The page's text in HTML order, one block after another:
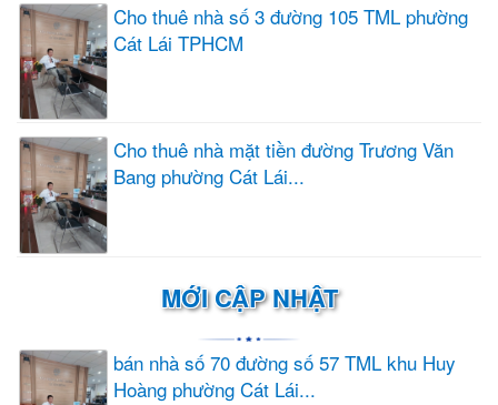
Cho thuê nhà số 3 đường 105 TML phường
Cát Lái TPHCM
Cho thuê nhà mặt tiền đường Trương Văn
Bang phường Cát Lái...
MỚI CẬP NHẬT
bán nhà số 70 đường số 57 TML khu Huy
Hoàng phường Cát Lái...